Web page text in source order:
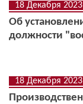
18 Декабря 2023
Об
должности
18 Декабря 2023